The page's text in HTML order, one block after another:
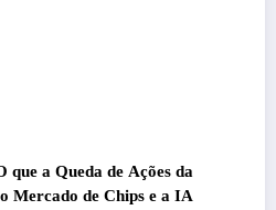
que a Queda de Ações da
Mercado de Chips e a IA